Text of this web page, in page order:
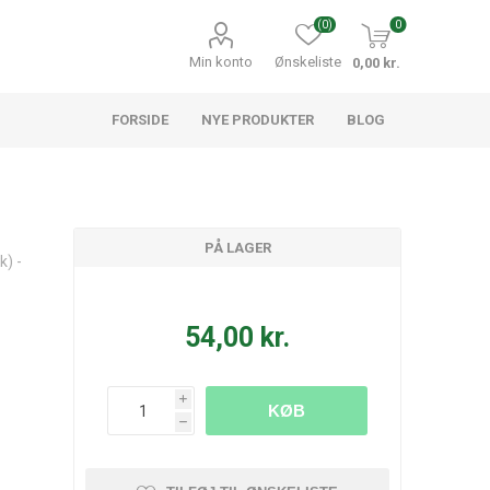
Min konto Ønskeliste
(0) 0
0,00 kr.
FORSIDE NYE PRODUKTER BLOG
-
PÅ LAGER
54,00 kr.
i
h
KØB